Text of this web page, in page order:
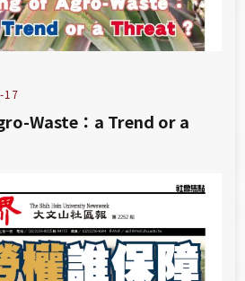
17
Waste：a Trend or a